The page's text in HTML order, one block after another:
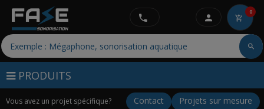
PRODUITS
Vous avez un projet spécifique? Projets sur mesure
Contact
0